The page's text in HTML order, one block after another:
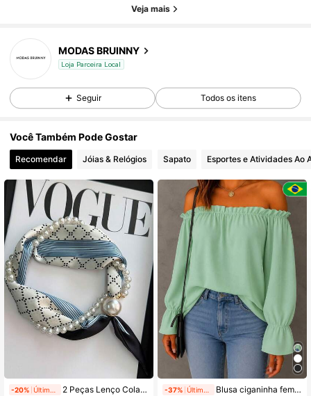
Veja mais
MODAS BRUINNY
Loja Parceira Local
Seguir Todos os itens
Você Também Pode Gostar
Recomendar Jóias & Relógios Sapato Esportes e Atividades Ao
-20% 2 Peças Lenço Colar Feminino, Lenço Decorativo Multifuncional de Cor Sólida com Fivela de Metal -37% Blusa ciganinha feminina manga longa moda blogueira